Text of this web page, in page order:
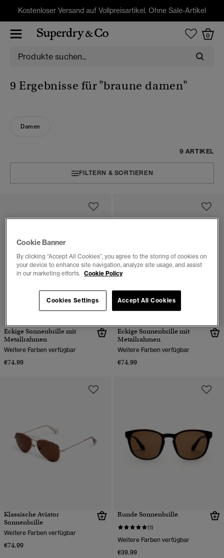
Kostenloser Versand auf Vollpreisartikel. Ohne Sale-Artikel
0
9 Ergebnisse für"braune damen"
Damen
9 ARTIKEL
FILTERN & SORTIEREN
Eckige Sonnenbrille mit
Metallrahmen
Weitere Farben verfügbar
€74.99
Eckige Sonnenbrille mit
Metallrahmen
Weitere Farben verfügbar
€74.99
Klassische Aviator
Sonnenbrille
Weitere Farben verfügbar
€74.99
Runde Sonnenbrille
(1)
Weitere Farben verfügbar
€39.99
Cookie Banner
By clicking “Accept All Cookies”, you agree to the storing of cookies on
your device to enhance site navigation, analyze site usage, and assist
in our marketing efforts. Cookie Policy
Accept All Cookies
Cookies Settings